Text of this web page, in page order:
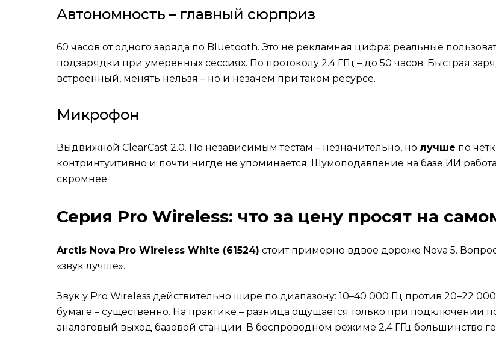
Автономность – главный сюрприз
60 часов от одного заряда по Bluetooth. Это не рекламная цифра: реальные
подзарядки при умеренных сессиях. По протоколу 2.4 ГГц – до 50 часов. Быстрая
встроенный, менять нельзя – но и незачем при таком ресурсе.
Микрофон
Выдвижной ClearCast 2.0. По независимым тестам – незначительно, но лучше по
контринтуитивно и почти нигде не упоминается. Шумоподавление на базе ИИ
скромнее.
Серия Pro Wireless: что за цену просят на
Arctis Nova Pro Wireless White (61524) стоит примерно вдвое дороже Nova 5. Вопрос
«звук лучше».
Звук у Pro Wireless действительно шире по диапазону: 10–40 000 Гц против 20–22
бумаге – существенно. На практике – разница ощущается только при подключении
аналоговый выход базовой станции. В беспроводном режиме 2.4 ГГц большинство